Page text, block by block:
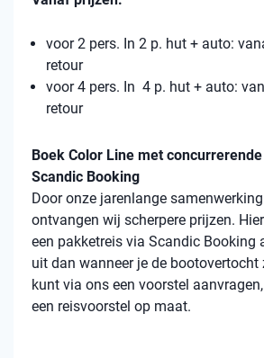
voor 2 pers. In 2 p. hut + auto:
retour
voor 4 pers. In 4 p. hut + auto:
retour
Boek Color Line met
Scandic Booking
Door onze jarenlange
ontvangen wij scherpere prijzen.
een pakketreis via Scandic Booking
uit dan wanneer je de
kunt via ons een voorstel
een reisvoorstel op maat.